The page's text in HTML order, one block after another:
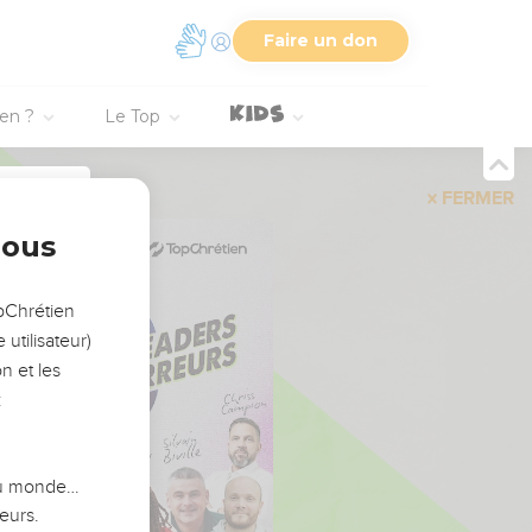
Faire un don
? Le Top
FERMER
utilisateur)
et les
monde…